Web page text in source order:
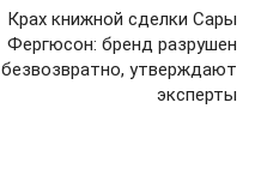
Крах книжной сделки Сары
Фергюсон: бренд разрушен
безвозвратно, утверждают
эксперты